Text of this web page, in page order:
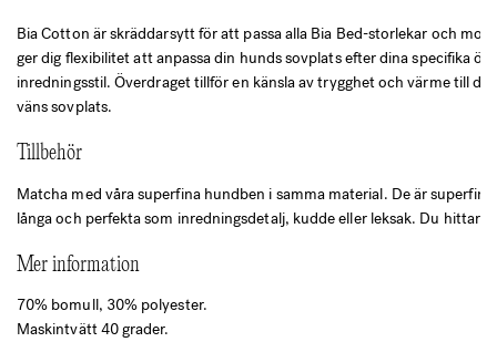
Bia Cotton är skräddarsytt för att passa alla Bia Bed-storlekar och
ger dig flexibilitet att anpassa din hunds sovplats efter dina specifika
inredningsstil. Överdraget tillför en känsla av trygghet och värme till
väns sovplats.
Tillbehör
Matcha med våra superfina hundben i samma material. De är
långa och perfekta som inredningsdetalj, kudde eller leksak. Du hittar
Mer information
70% bomull, 30% polyester.
Maskintvätt 40 grader.